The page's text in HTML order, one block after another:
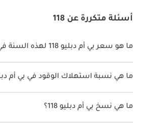
أسئلة متكررة عن 118
ما هو سعر بي أم دبليو 118 لهذه السنة في الإمارات؟
بي أم دبليو 118 لهذه السنة في الإمارات هو TBD.
ما هي نسبة استهلاك الوقود في بي أم دبليو
اقترحت الشركة المصنعة أن تكون نسبة توفير
دبليو 118 هو TBD.
ما هي نسخ بي أم دبليو 118؟